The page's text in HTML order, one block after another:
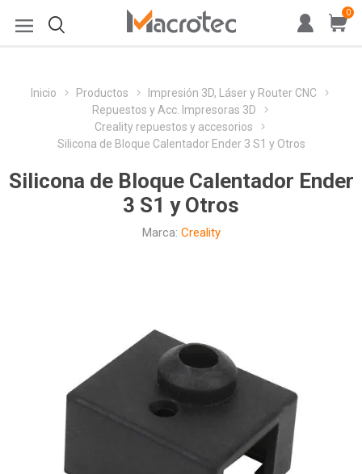
0
Inicio Productos
Impresión 3D, Láser y Router CNC
Repuestos y Acc. Impresoras 3D
Creality repuestos y accesorios
Silicona de Bloque Calentador Ender 3 S1 y Otros
Silicona de Bloque Calentador Ender
3 S1 y Otros
Marca: Creality